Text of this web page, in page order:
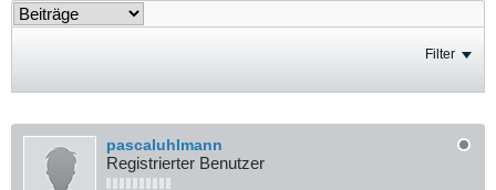
Filter
pascaluhlmann
Registrierter Benutzer